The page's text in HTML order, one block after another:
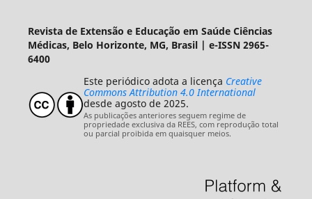
Revista de Extensão e Educação em Saúde Ciências
Médicas, Belo Horizonte, MG, Brasil | e-ISSN 2965-
6400
Este periódico adota a licença Creative
Commons Attribution 4.0 International
desde agosto de 2025.
As publicações anteriores seguem regime de
propriedade exclusiva da REES, com reprodução total
ou parcial proibida em quaisquer meios.